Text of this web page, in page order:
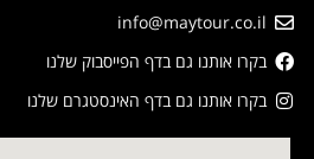
info@maytour.co.il
בקרו אותנו גם בדף הפייסבוק שלנו
בקרו אותנו גם בדף האינסטגרם שלנו